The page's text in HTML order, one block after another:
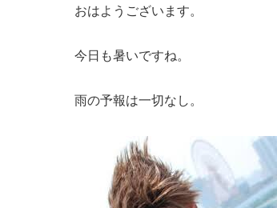
おはようございます。
今日も暑いですね。
雨の予報は一切なし。